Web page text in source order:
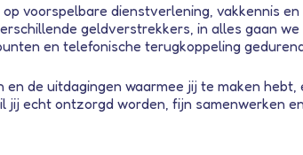
voorspelbare dienstverlening, vakkennis
geldverstrekkers, in alles gaan
en telefonische terugkoppeling
de uitdagingen waarmee jij te maken
jij echt ontzorgd worden, fijn samenwerken